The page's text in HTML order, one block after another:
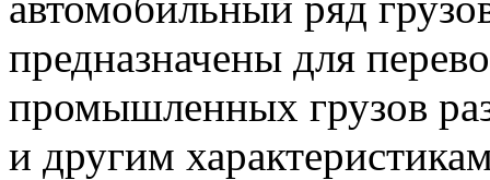
предназначены для
промышленных грузов
и другим